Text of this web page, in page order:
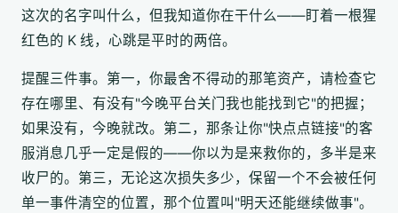
这次的名字叫什么，但我知道你在干什么——盯着一根猩
红色的 K 线，心跳是平时的两倍。
提醒三件事。第一，你最舍不得动的那笔资产，请检查它
存在哪里、有没有"今晚平台关门我也能找到它"的把握；
如果没有，今晚就改。第二，那条让你"快点点链接"的客
服消息几乎一定是假的——你以为是来救你的，多半是来
收尸的。第三，无论这次损失多少，保留一个不会被任何
单一事件清空的位置，那个位置叫"明天还能继续做事"。